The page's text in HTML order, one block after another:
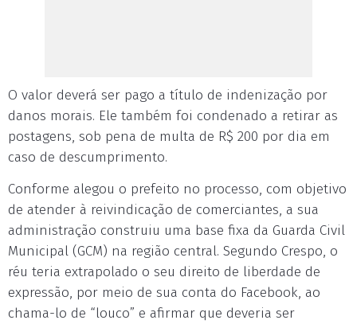
O valor deverá ser pago a título de indenização por
danos morais. Ele também foi condenado a retirar as
postagens, sob pena de multa de R$ 200 por dia em
caso de descumprimento.
Conforme alegou o prefeito no processo, com objetivo
de atender à reivindicação de comerciantes, a sua
administração construiu uma base fixa da Guarda Civil
Municipal (GCM) na região central. Segundo Crespo, o
réu teria extrapolado o seu direito de liberdade de
expressão, por meio de sua conta do Facebook, ao
chama-lo de “louco” e afirmar que deveria ser